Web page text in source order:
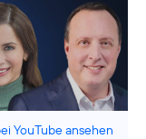
YouTube ansehen